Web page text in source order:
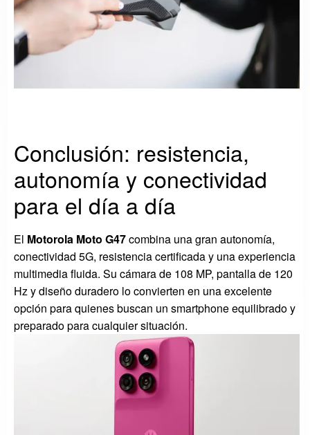
Conclusión: resistencia,
autonomía y conectividad
para el día a día
El Motorola Moto G47combina una gran autonomía,
conectividad 5G, resistencia certificada y una experiencia
multimedia fluida. Su cámara de 108 MP, pantalla de 120
Hz y diseño duradero lo convierten en una excelente
opción para quienes buscan un smartphone equilibrado y
preparado para cualquier situación.